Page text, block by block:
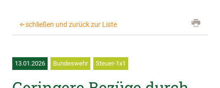
schließen und zurück zur Liste
13.01.2026 Bundeswehr Steuer-1x1